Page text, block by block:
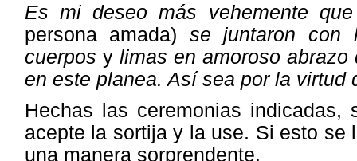
Es mi deseo más vehemente
persona amada) se juntaron con
cuerpos y limas en amoroso
en este planea. Así sea por la virtud
Hechas las ceremonias
acepte la sortija y la use. Si esto se
una manera sorprendente.